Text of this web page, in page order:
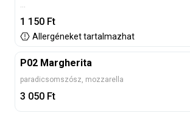
...
1 150 Ft
Allergéneket tartalmazhat
P02 Margherita
paradicsomszósz, mozzarella
3 050 Ft